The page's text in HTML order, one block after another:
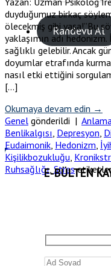
Randevu Al
duyduğumuz birkaç
ölecekmiş gibi yaşa!”Bu
yaklaşımın adı
sağlıklı gelebilir. Ancak
doyumlar etrafında
nasıl etki ettiğini
[…]
Okumaya devam edin →
Genel gönderildi |
Benlikalgısı, Depresyon,
Eudaimonik, Hedonizm,
Kişilikbozukluğu,
Ruhsağlığı, Stres
E-BÜLTEN